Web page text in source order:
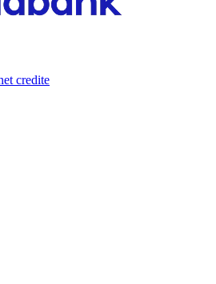
credite